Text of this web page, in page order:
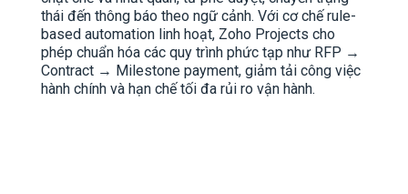
thái đến thông báo theo ngữ cảnh. Với cơ chế rule-
based automation linh hoạt, Zoho Projects cho
phép chuẩn hóa các quy trình phức tạp như RFP →
Contract → Milestone payment, giảm tải công việc
hành chính và hạn chế tối đa rủi ro vận hành.